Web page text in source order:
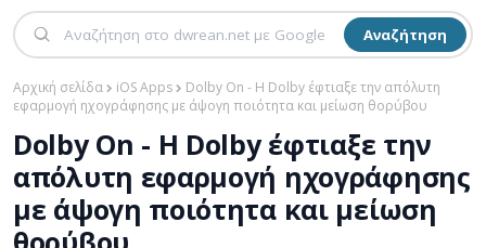
Αναζήτηση
Αρχική σελίδα iOS Apps
Dolby On - Η Dolby έφτιαξε την απόλυτη
εφαρμογή ηχογράφησης με άψογη ποιότητα και μείωση θορύβου
Dolby On - Η Dolby έφτιαξε την
απόλυτη εφαρμογή ηχογράφησης
με άψογη ποιότητα και μείωση